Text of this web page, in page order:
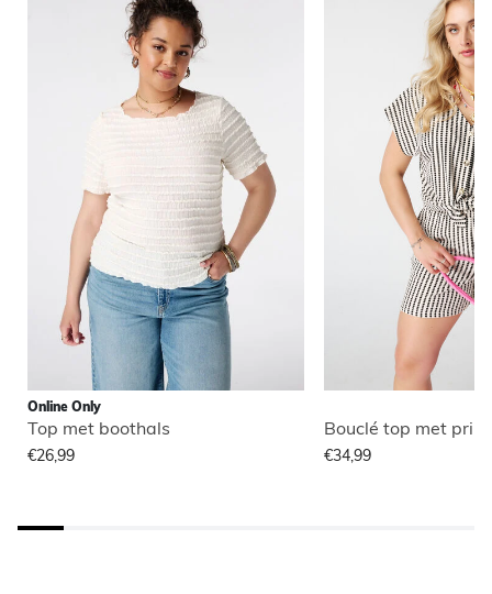
Online Only
Top met boothals
€26,99
Bouclé top met print
€34,99